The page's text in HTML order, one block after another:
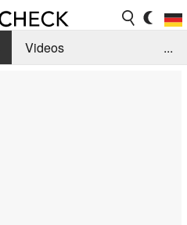
Videos
...